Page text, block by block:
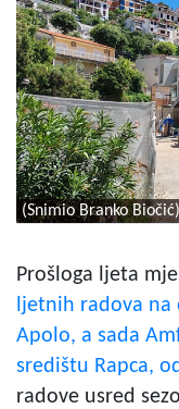
(Snimio Branko Biočić)
Prošloga ljeta
ljetnih radova
Apolo, a sada
središtu Rapca,
radove usred